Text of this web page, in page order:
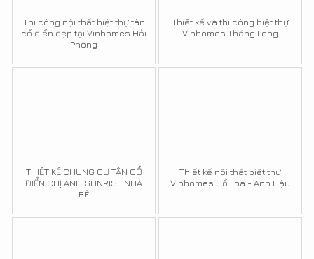
Thi công nội thất biệt thự tân
cổ điển đẹp tại Vinhomes Hải
Phòng
Thiết kế và thi công biệt thự
Vinhomes Thăng Long
THIẾT KẾ CHUNG CƯ TÂN CỔ
ĐIỂN CHỊ ÁNH SUNRISE NHÀ
BÈ
Thiết kế nội thất biệt thự
Vinhomes Cổ Loa - Anh Hậu